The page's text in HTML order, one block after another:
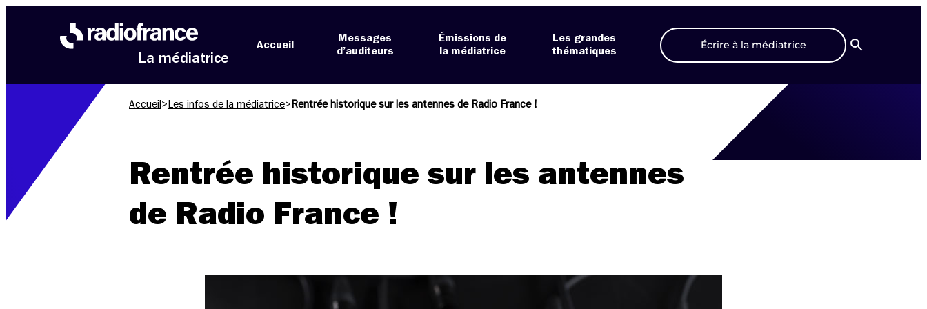
La médiatrice
Accueil
Messages
d’auditeurs
Émissions de
la médiatrice
Les grandes
thématiques
Écrire à la médiatrice
Recherche
Accueil > Les infos de la médiatrice> Rentrée historique sur les antennes de Radio France !
Rentrée historique sur les antennes
de Radio France !